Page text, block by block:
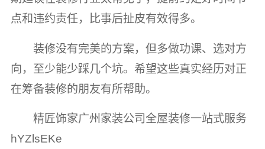
点和违约责任，比事后扯皮有效得多。
装修没有完美的方案，但多做功课、选对方
向，至少能少踩几个坑。希望这些真实经历对正
在筹备装修的朋友有所帮助。
精匠饰家广州家装公司全屋装修一站式服务
hYZlsEKe